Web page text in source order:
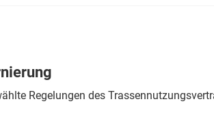
Regelungen des